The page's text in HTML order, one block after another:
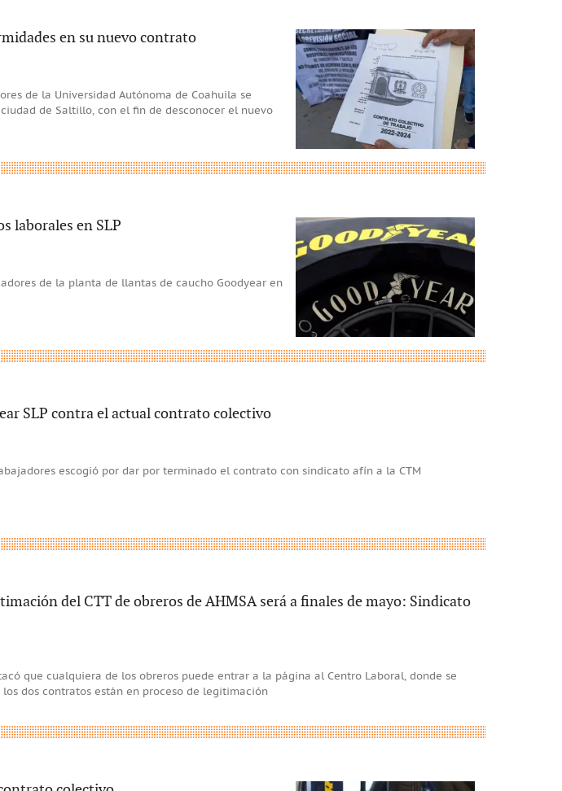
en su nuevo contrato
de la Universidad Autónoma de Coahuila se
de Saltillo, con el fin de desconocer el nuevo
laborales en SLP
de la planta de llantas de caucho Goodyear en
SLP contra el actual contrato colectivo
escogió por dar por terminado el contrato con sindicato afín a la CTM
del CTT de obreros de AHMSA será a finales de mayo: Sindicato
que cualquiera de los obreros puede entrar a la página al Centro Laboral, donde se
los dos contratos están en proceso de legitimación